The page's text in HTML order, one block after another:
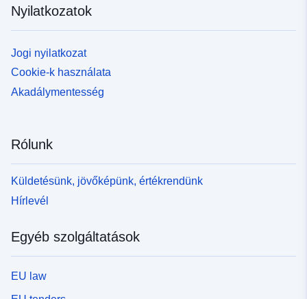
Nyilatkozatok
Jogi nyilatkozat
Cookie-k használata
Akadálymentesség
Rólunk
Küldetésünk, jövőképünk, értékrendünk
Hírlevél
Egyéb szolgáltatások
EU law